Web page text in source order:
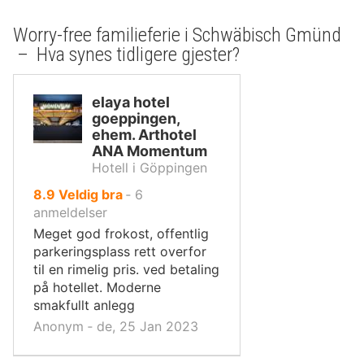
Worry-free familieferie i Schwäbisch Gmünd
– Hva synes tidligere gjester?
elaya hotel
goeppingen,
ehem. Arthotel
ANA Momentum
Hotell i Göppingen
8.9 av
10,
Veldig bra ‐ 6
anmeldelser
Meget god frokost, offentlig
parkeringsplass rett overfor
til en rimelig pris. ved betaling
på hotellet. Moderne
smakfullt anlegg
Anonym ‐ de, 25 Jan 2023